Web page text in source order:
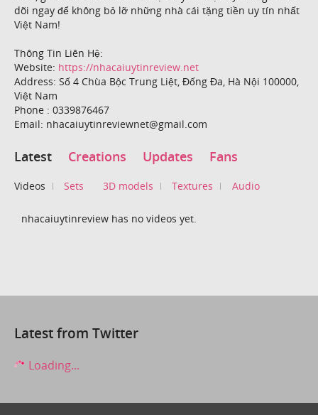
dõi ngay để không bỏ lỡ những nhà cái tặng tiền uy tín nhất
Việt Nam!
Thông Tin Liên Hệ:
Website: https://nhacaiuytinreview.net
Address: Số 4 Chùa Bộc Trung Liệt, Đống Đa, Hà Nội 100000,
Việt Nam
Phone : 0339876467
Email: nhacaiuytinreviewnet@gmail.com
Latest Creations Updates Fans
Videos Sets 3D models Textures Audio
nhacaiuytinreview has no videos yet.
Latest from Twitter
Loading...